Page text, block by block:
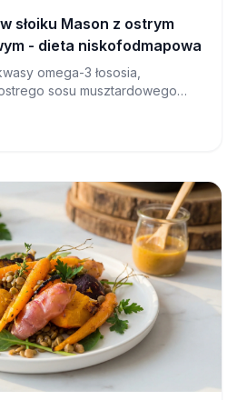
słoiku Mason z ostrym
- dieta niskofodmapowa
omega-3 łososia,
sosu musztardowego
wiele dni.